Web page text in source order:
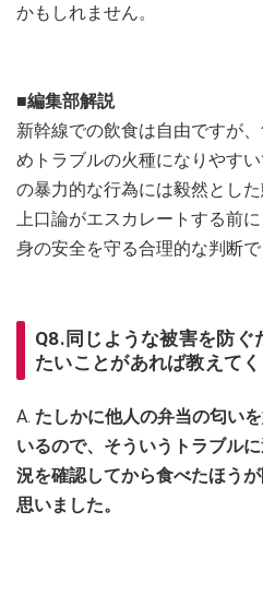
かもしれません。
■編集部解説
新幹線での飲食は自由ですが
めトラブルの火種になりやす
の暴力的な行為には毅然とし
上口論がエスカレートする前
身の安全を守る合理的な判断で
Q8.同じような被害を防ぐ
たいことがあれば教えてく
A. たしかに他人の弁当の匂い
いるので、そういうトラブル
況を確認してから食べたほう
思いました。